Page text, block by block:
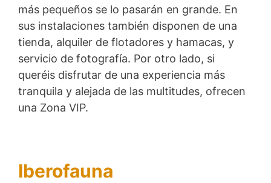
más pequeños se lo pasarán en grande. En
sus instalaciones también disponen de una
tienda, alquiler de flotadores y hamacas, y
servicio de fotografía. Por otro lado, si
queréis disfrutar de una experiencia más
tranquila y alejada de las multitudes, ofrecen
una Zona VIP.
Iberofauna